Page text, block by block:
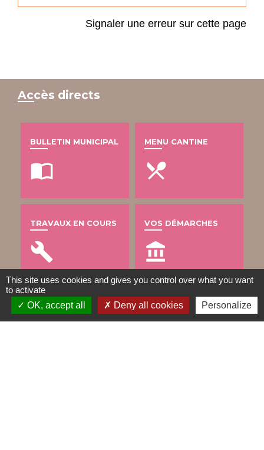
Signaler une erreur sur cette page
Accès directs
BULLETIN MUNICIPAL
import_contacts
MENU CANTINE
local_dining
TRAVAUX EN COURS
build
VOS DÉMARCHES
account_balance
DÉCHETS
This site uses cookies and gives you control over what you want
to activate
OK, accept all
Deny all cookies Personalize